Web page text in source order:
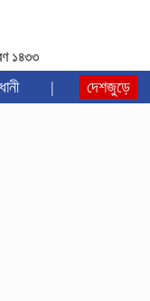
১৪৩৩
| দেশজুড়ে